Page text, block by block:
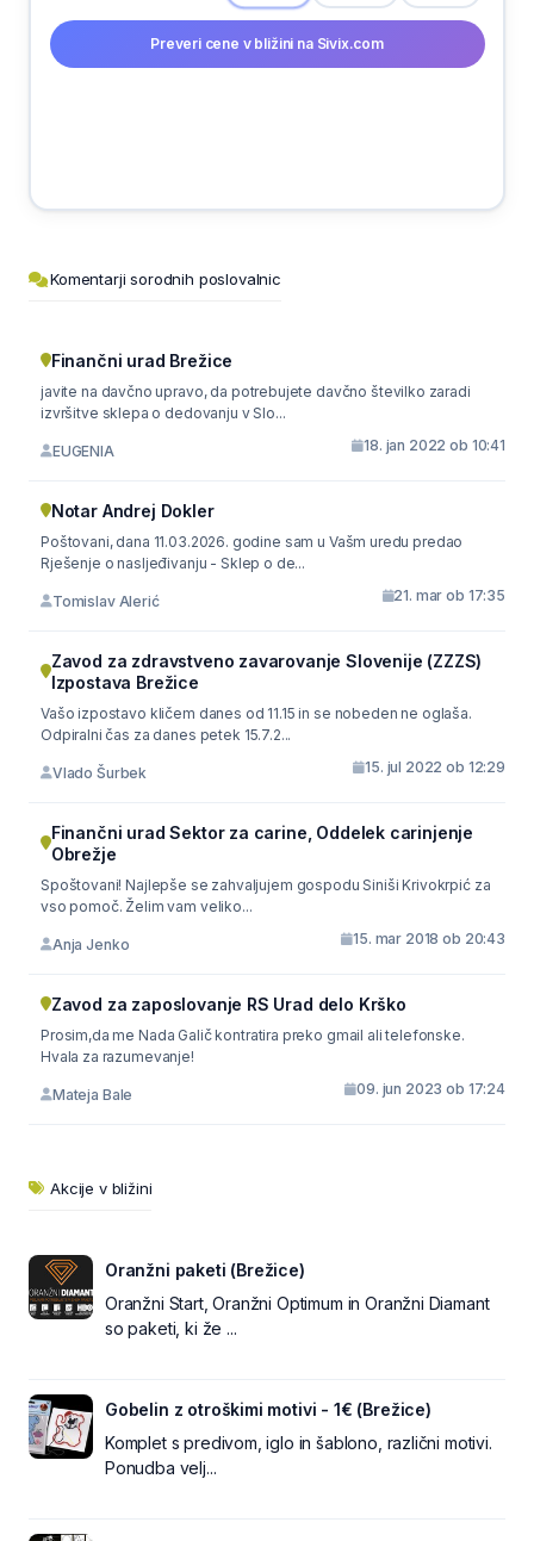
Preveri cene v bližini na Sivix.com
Komentarji sorodnih poslovalnic
Finančni urad Brežice
javite na davčno upravo, da potrebujete davčno številko zaradi
izvršitve sklepa o dedovanju v Slo...
EUGENIA 18. jan 2022 ob 10:41
Notar Andrej Dokler
Poštovani, dana 11.03.2026. godine sam u Vašm uredu predao
Rješenje o nasljeđivanju - Sklep o de...
Tomislav Alerić 21. mar ob 17:35
Zavod za zdravstveno zavarovanje Slovenije (ZZZS)
Izpostava Brežice
Vašo izpostavo kličem danes od 11.15 in se nobeden ne oglaša.
Odpiralni čas za danes petek 15.7.2...
Vlado Šurbek 15. jul 2022 ob 12:29
Finančni urad Sektor za carine, Oddelek carinjenje
Obrežje
Spoštovani! Najlepše se zahvaljujem gospodu Siniši Krivokrpić za
vso pomoč. Želim vam veliko...
Anja Jenko 15. mar 2018 ob 20:43
Zavod za zaposlovanje RS Urad delo Krško
Prosim,da me Nada Galič kontratira preko gmail ali telefonske.
Hvala za razumevanje!
Mateja Bale 09. jun 2023 ob 17:24
Akcije v bližini
Oranžni paketi (Brežice)
Oranžni Start, Oranžni Optimum in Oranžni Diamant
so paketi, ki že ...
Gobelin z otroškimi motivi - 1€ (Brežice)
Komplet s predivom, iglo in šablono, različni motivi.
Ponudba velj...